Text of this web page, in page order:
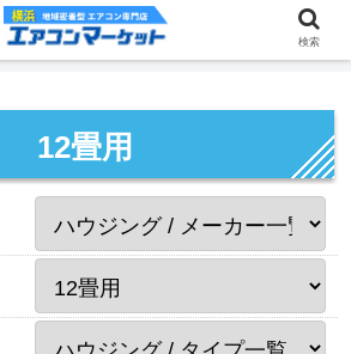
12畳用
検索